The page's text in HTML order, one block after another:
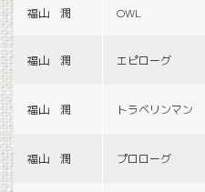
福山 潤 OWL
福山 潤 エピローグ
福山 潤 トラベリンマン
福山 潤 プロローグ